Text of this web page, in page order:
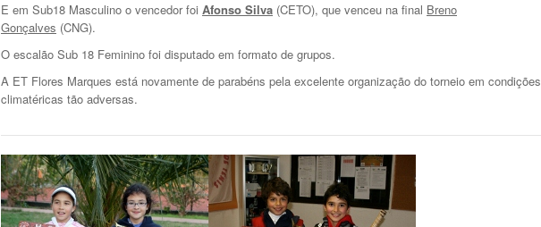
E em Sub18 Masculino o vencedor foi Afonso Silva (CETO), que venceu na final Breno
Gonçalves (CNG).
O escalão Sub 18 Feminino foi disputado em formato de grupos.
A ET Flores Marques está novamente de parabéns pela excelente organização do torneio em condições
climatéricas tão adversas.